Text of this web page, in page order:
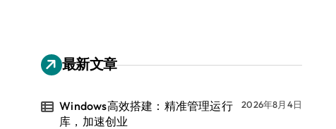
最新文章
Windows高效搭建：精准管理运行
库，加速创业
2026年8月4日